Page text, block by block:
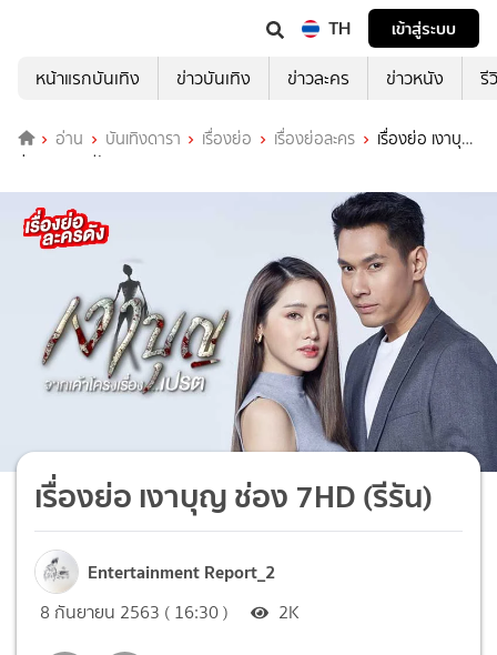
TH
เข้าสู่ระบบ
หน้าแรกบันเทิง
ข่าวบันเทิง ข่าวละคร ข่าวหนัง รี
อ่าน บันเทิงดารา เรื่องย่อ เรื่องย่อละคร
เรื่องย่อ เงาบุญ
ช่อง 7HD (รีรัน)
เรื่องย่อ เงาบุญ ช่อง 7HD (รีรัน)
Entertainment Report_2
8 กันยายน 2563 ( 16:30 ) 2K